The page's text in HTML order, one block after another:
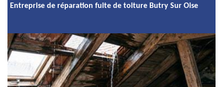
Entreprise de réparation fuite de toiture Butry Sur Oise